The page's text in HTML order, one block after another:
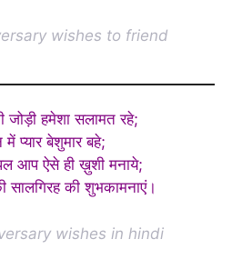
wishes to friend
हमेशा सलामत रहे;
में प्यार बेशुमार बहे;
आप ऐसे ही ख़ुशी मनाये;
सालगिरह की शुभकामनाएं।
wishes in hindi